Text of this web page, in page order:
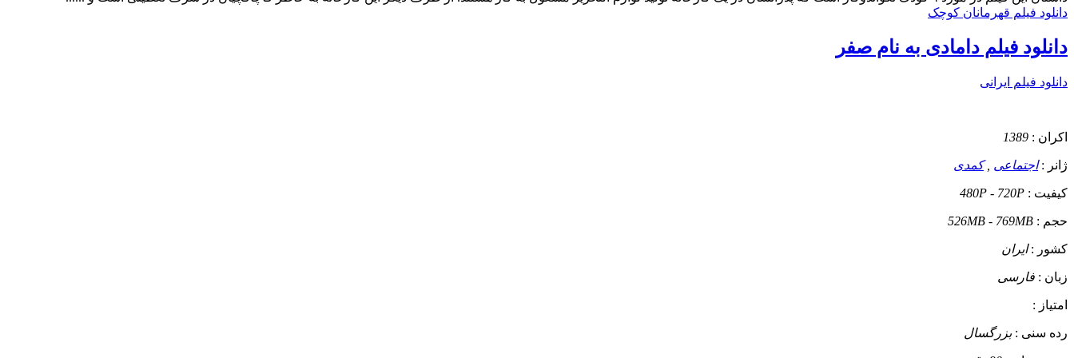
دانلود فیلم قهرمانان کوچک
دانلود فیلم دامادی به نام صفر
دانلود فیلم ایرانی
اکران : 1389
ژانر :اجتماعی ,کمدی
کیفیت : 480P - 720P
حجم : 526MB - 769MB
کشور :ایران
زبان : فارسی
امتیاز :
رده سنی :بزرگسال